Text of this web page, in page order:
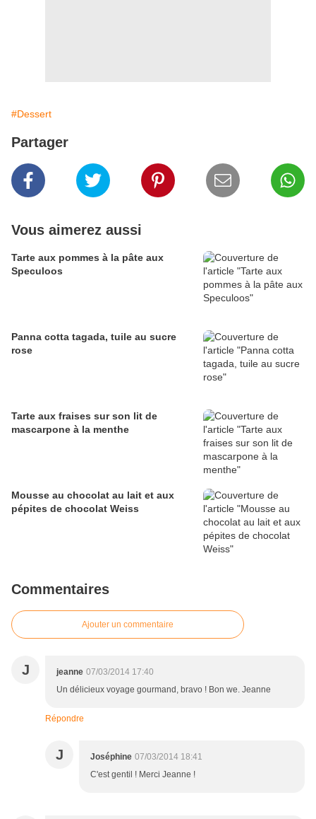
#Dessert
Partager
Vous aimerez aussi
Tarte aux pommes à la pâte aux
Speculoos
Panna cotta tagada, tuile au sucre
rose
Tarte aux fraises sur son lit de
mascarpone à la menthe
Mousse au chocolat au lait et aux
pépites de chocolat Weiss
Commentaires
Ajouter un commentaire
J jeanne 07/03/2014 17:40
Un délicieux voyage gourmand, bravo ! Bon we. Jeanne
Répondre
J Joséphine 07/03/2014 18:41
C'est gentil ! Merci Jeanne !